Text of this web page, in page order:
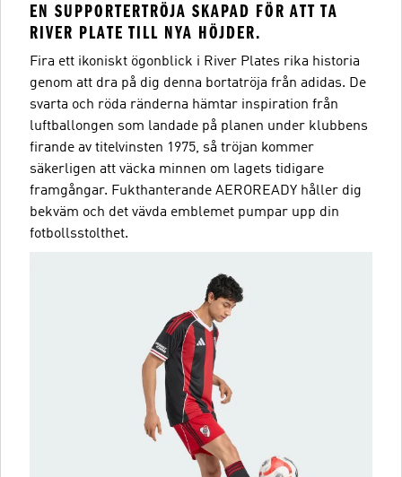
EN SUPPORTERTRÖJA SKAPAD FÖR ATT TA
RIVER PLATE TILL NYA HÖJDER.
Fira ett ikoniskt ögonblick i River Plates rika historia
genom att dra på dig denna bortatröja från adidas. De
svarta och röda ränderna hämtar inspiration från
luftballongen som landade på planen under klubbens
firande av titelvinsten 1975, så tröjan kommer
säkerligen att väcka minnen om lagets tidigare
framgångar. Fukthanterande AEROREADY håller dig
bekväm och det vävda emblemet pumpar upp din
fotbollsstolthet.